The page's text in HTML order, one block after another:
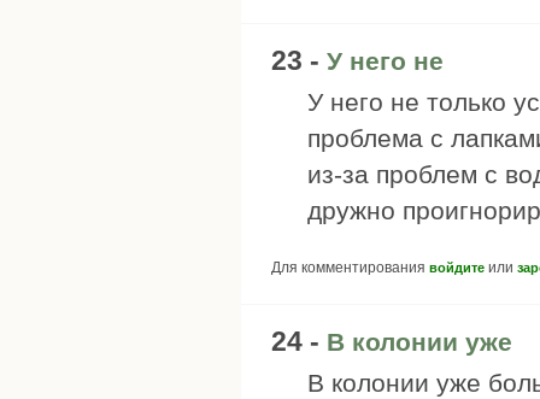
23 - У него не
У него не только
проблема с
из-за проблем с
дружно
Для комментирования войдите или
24 - В колонии уже
В колонии уже